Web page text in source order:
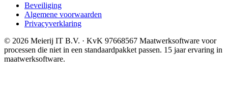
Beveiliging
Algemene voorwaarden
Privacyverklaring
© 2026 Meierij IT B.V. · KvK 97668567 Maatwerksoftware voor
processen die niet in een standaardpakket passen. 15 jaar ervaring in
maatwerksoftware.